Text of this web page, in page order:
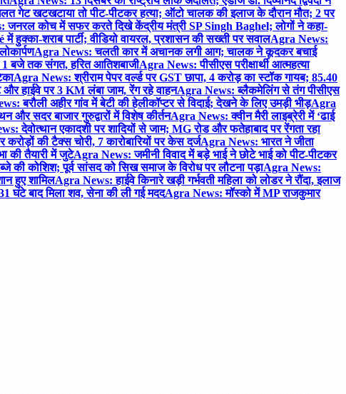
गेट खटखटाया तो पीट-पीटकर हत्या; ऑटो चालक की इलाज के दौरान मौत; 2 पर
जनरल कोच में सफर करते दिखे केंद्रीय मंत्री SP Singh Baghel; लोगों ने कहा-
शराब पार्टी; वीडियो वायरल, प्रशासन की सख्ती पर सवालAgra News:
Agra News: चलती कार में अचानक लगी आग; चालक ने कूदकर बचाई
बजे तक संगत, हरित आतिशबाजीAgra News: पीसीएस परीक्षार्थी आत्महत्या
Agra News: श्रीराम पेपर वर्ल्ड पर GST छापा, 4 करोड़ का स्टॉक गायब; 85.40
हाईवे पर 3 KM लंबा जाम, रेंग रहे वाहनAgra News: ब्लैकमेलिंग से तंग पीसीएस
बरौली अहीर गांव में बेटी की हेलीकॉप्टर से विदाई; देखने के लिए उमड़ी भीड़Agra
सदर बाजार गुरुद्वारों में विशेष कीर्तनAgra News: क्वीन मैरी लाइब्रेरी में ‘ढाई
देवोत्थान एकादशी पर शादियों से जाम; MG रोड और फतेहाबाद पर रेंगता रहा
की टैक्स चोरी, 7 कारोबारियों पर केस दर्जAgra News: भारत ने जीता
की तैयारी में जुटेAgra News: जमीनी विवाद में बड़े भाई ने छोटे भाई को पीट-पीटकर
की कोशिश; पूर्व सांसद को सिख समाज के विरोध पर लौटना पड़ाAgra News:
हुए शामिलAgra News: हाईवे किनारे खड़ी गर्भवती महिला को लोडर ने रौंदा, इलाज
घंटे बाद मिला शव, सेना की ली गई मददAgra News: मॉस्को में MP राजकुमार